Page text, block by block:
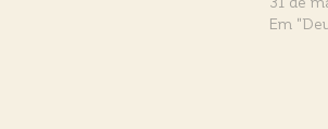
Em